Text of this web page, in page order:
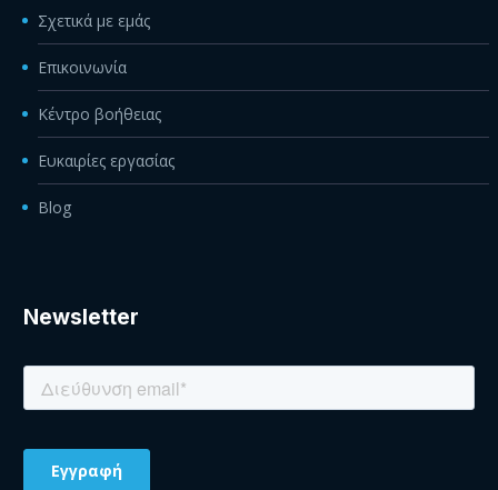
Σχετικά με εμάς
Επικοινωνία
Κέντρο βοήθειας
Ευκαιρίες εργασίας
Blog
Newsletter